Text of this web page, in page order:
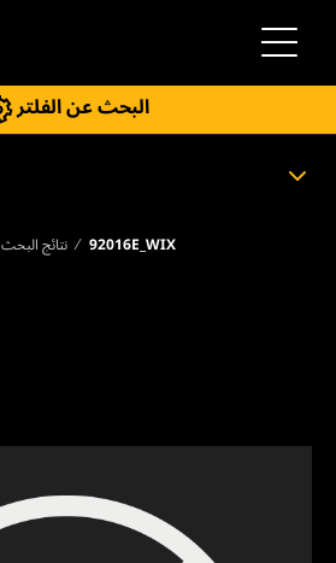
التنقل
البحث عن الفلتر
نتائج البحث 92016E_WIX